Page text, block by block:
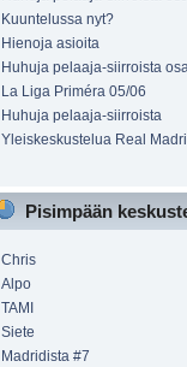
Kuuntelussa nyt?
Hienoja asioita
Huhuja pelaaja-siirroista
La Liga Priméra 05/06
Huhuja pelaaja-siirroista
Yleiskeskustelua Real
Pisimpään
Chris
Alpo
TAMI
Siete
Madridista #7